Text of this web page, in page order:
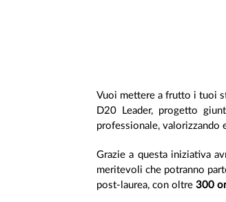
Vuoi mettere a frutto i tuoi
D20 Leader, progetto
professionale, valorizzando
Grazie a questa iniziativa
meritevoli che potranno
post-laurea, con oltre 300